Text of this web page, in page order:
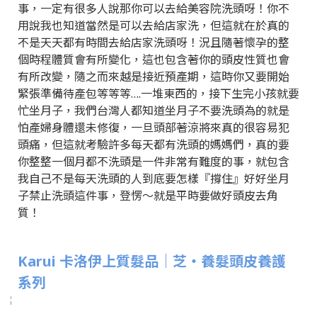
事，一定有很多人說那你可以去給美容院洗頭呀！你不
用說我也知道當然是可以去給店家洗，但這就在於真的
不是天天都有時間去給店家洗頭呀！況且隨著懷孕的整
個時程體質會有所變化，這也包含著你的頭皮性質也會
有所改變，隨之而來越是接近預產期，這時你又要開始
緊張準備待產包等等等….一堆東西的，接下生完小孩就要
忙坐月子，我們台灣人都知道坐月子不要洗頭為的就是
怕產婦身體還未修復，一旦頭部著涼將來真的很容易犯
頭痛，但這就考驗許多每天都有洗頭的媽媽們，真的要
你整整一個月都不洗頭是一件非常有難度的事，就包含
我自己不是每天洗頭的人到底要怎樣『撐住』好好坐月
子禁止洗頭這件事，登愣～就是平時要做好頭皮去角
質！
Karui 卡洛伊上質髮品｜芝‧養髮頭皮養護
系列